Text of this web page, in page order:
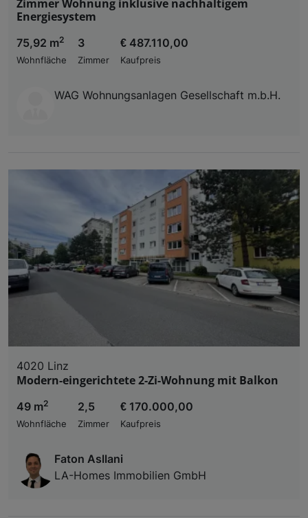
Zimmer Wohnung inklusive nachhaltigem
Energiesystem
75,92 m2
Wohnfläche
3
Zimmer
€ 487.110,00
Kaufpreis
WAG Wohnungsanlagen Gesellschaft m.b.H.
4020 Linz
Modern-eingerichtete 2-Zi-Wohnung mit Balkon
49 m2
Wohnfläche
2,5
Zimmer
€ 170.000,00
Kaufpreis
Faton Asllani
LA-Homes Immobilien GmbH